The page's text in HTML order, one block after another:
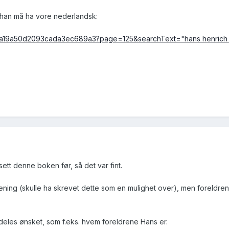
må ha vore nederlandsk:
denne boken før, så det var fint.
(skulle ha skrevet dette som en mulighet over), men
ønsket, som f.eks. hvem foreldrene Hans er.